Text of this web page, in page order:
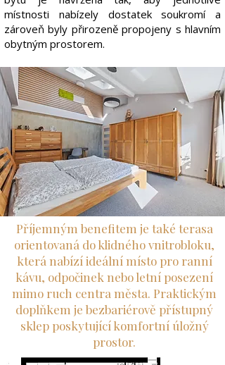
místnosti nabízely dostatek soukromí a
zároveň byly přirozeně propojeny s hlavním
obytným prostorem.
Příjemným benefitem je také terasa
orientovaná do klidného vnitrobloku,
která nabízí ideální místo pro ranní
kávu, odpočinek nebo letní posezení
mimo ruch centra města. Praktickým
doplňkem je bezbariérově přístupný
sklep poskytující komfortní úložný
prostor.